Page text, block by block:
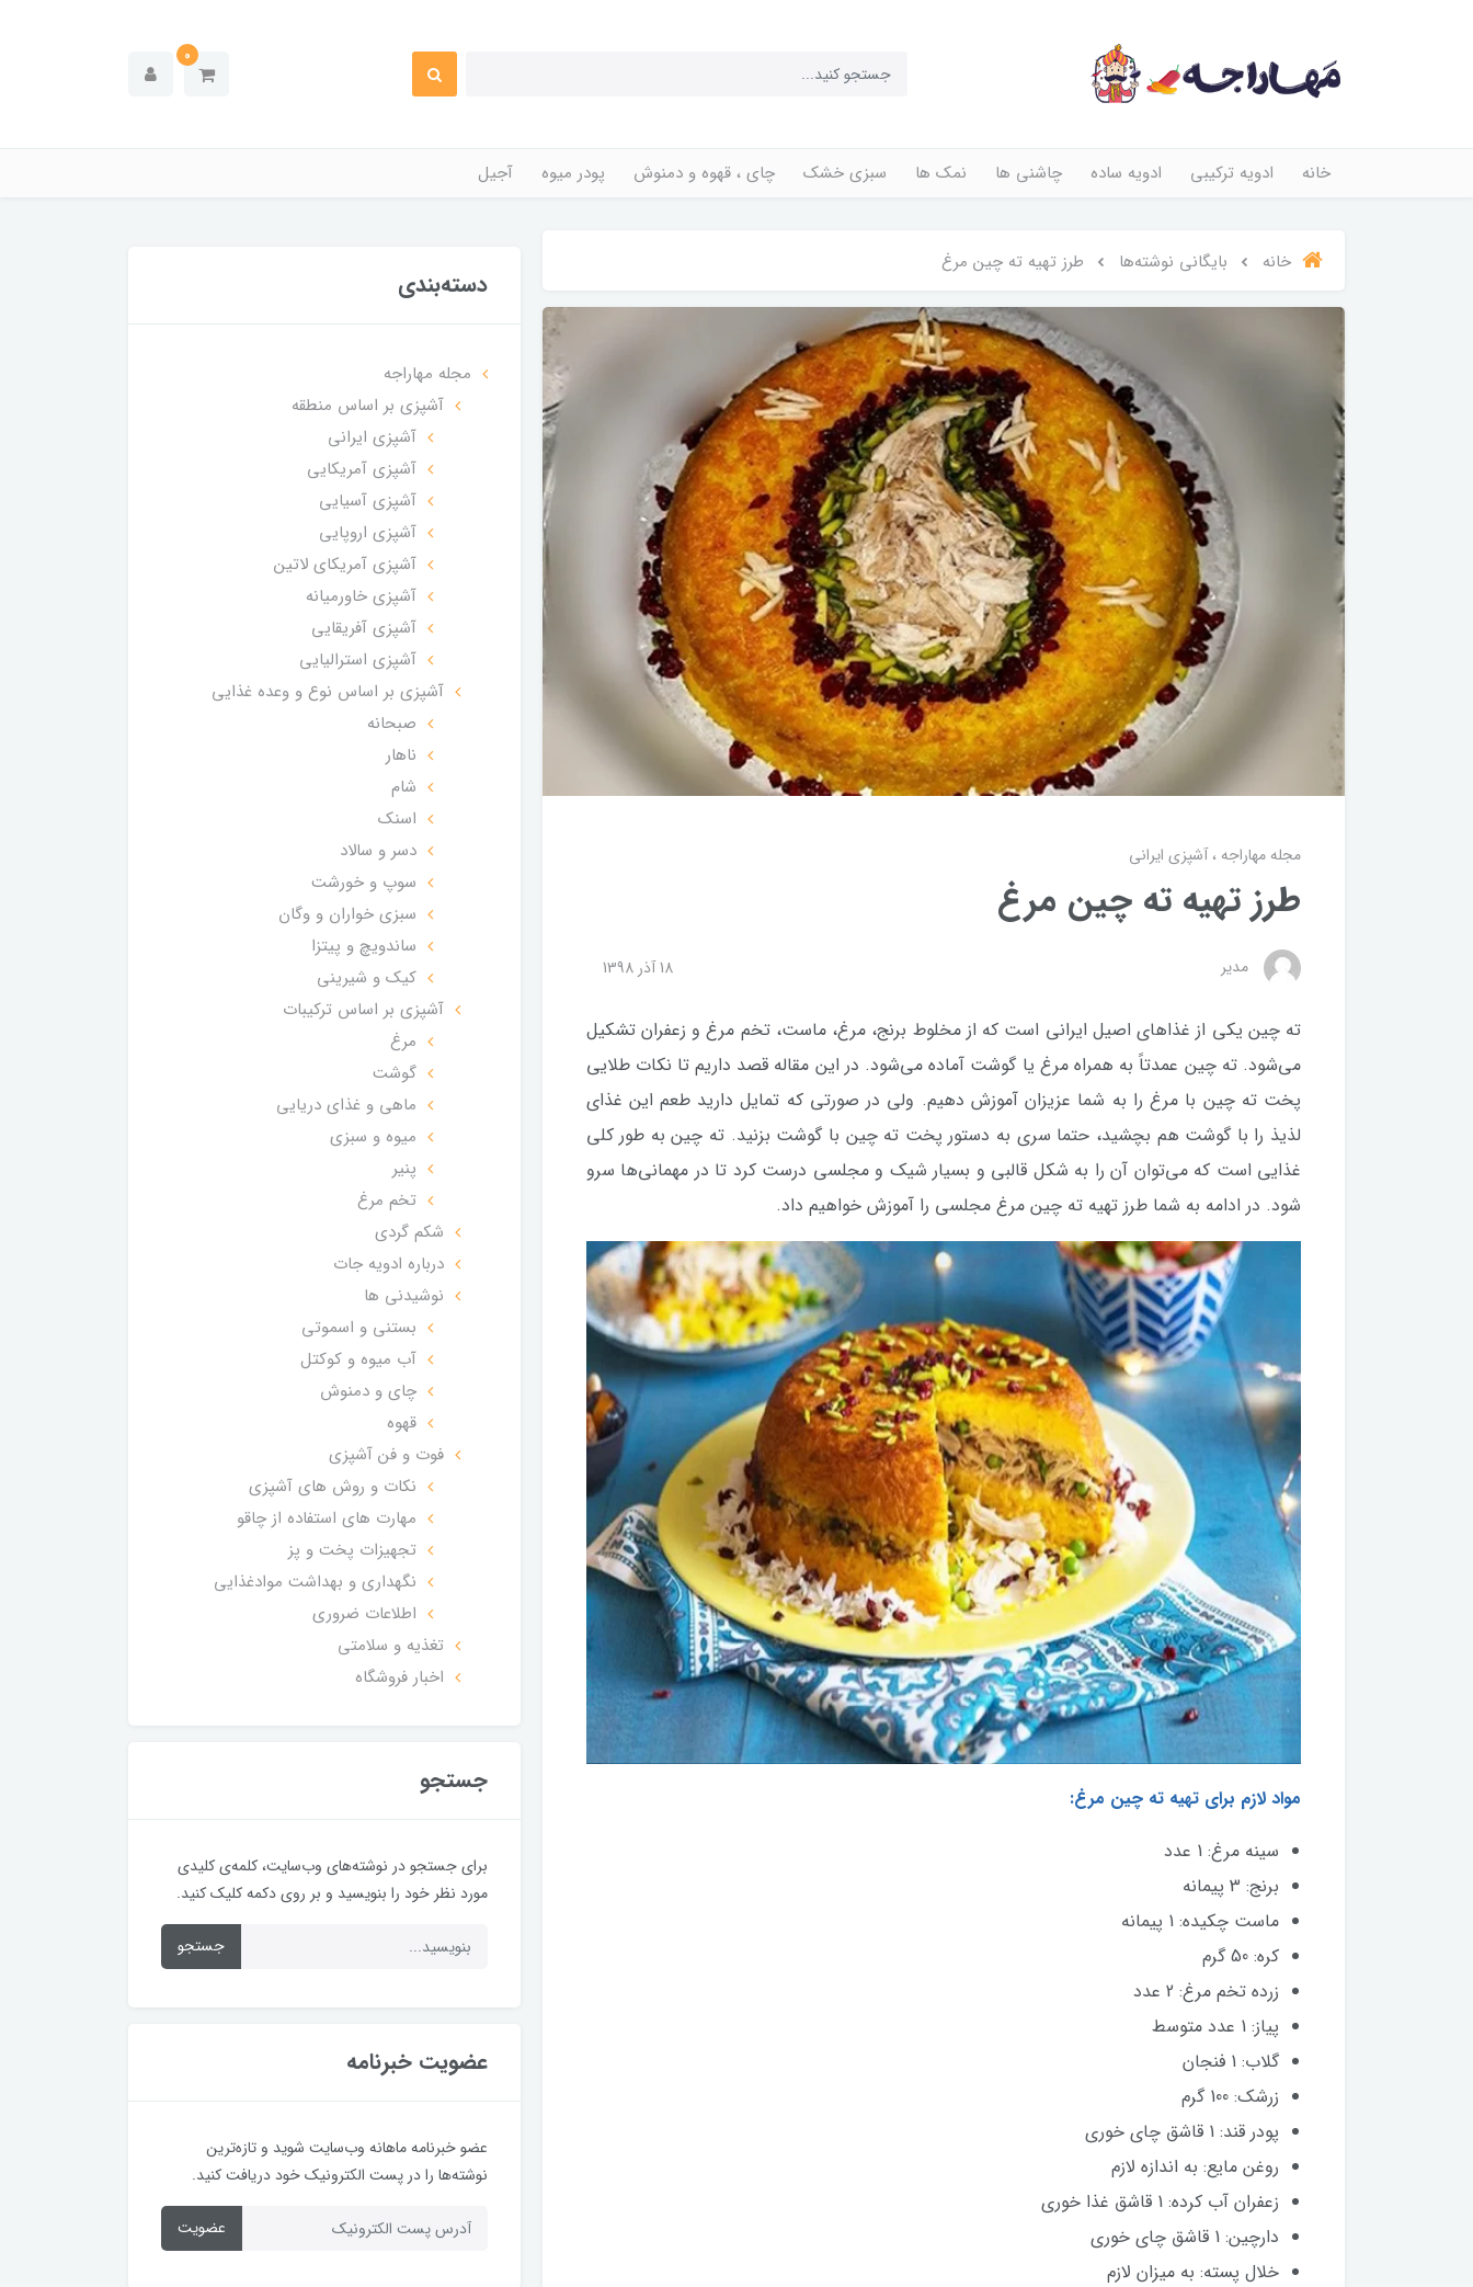
0
خانه ادویه ترکیبی ادویه ساده چاشنی ها نمک ها سبزی خشک چای ، قهوه و دمنوش پودر میوه آجیل
خانه بایگانی نوشته‌ها طرز تهیه ته چین مرغ
مجله مهاراجه آشپزی ایرانی
طرز تهیه ته چین مرغ
مدیر 18 آذر 1398
ته چین یکی از غذاهای اصیل ایرانی است که از مخلوط برنج، مرغ، ماست، تخم مرغ و زعفران تشکیل
می‌شود. ته چین عمدتاً به همراه مرغ یا گوشت آماده می‌شود. در این مقاله قصد داریم تا نکات طلایی
پخت ته چین با مرغ را به شما عزیزان آموزش دهیم. ولی در صورتی که تمایل دارید طعم این غذای
لذیذ را با گوشت هم بچشید، حتما سری به دستور پخت ته چین با گوشت بزنید. ته چین به طور کلی
غذایی است که می‌توان آن را به شکل قالبی و بسیار شیک و مجلسی درست کرد تا در مهمانی‌ها سرو
شود. در ادامه به شما طرز تهیه ته چین مرغ مجلسی را آموزش خواهیم داد.
مواد لازم برای تهیه ته چین مرغ:
سینه مرغ: 1 عدد
برنج: 3 پیمانه
ماست چکیده: 1 پیمانه
کره: 50 گرم
زرده تخم مرغ: 2 عدد
پیاز: 1 عدد متوسط
گلاب: 1 فنجان
زرشک: 100 گرم
پودر قند: 1 قاشق چای خوری
روغن مایع: به اندازه لازم
زعفران آب کرده: 1 قاشق غذا خوری
دارچین: 1 قاشق چای خوری
خلال پسته: به میزان لازم
دسته‌بندی
مجله مهاراجه
آشپزی بر اساس منطقه
آشپزی ایرانی
آشپزی آمریکایی
آشپزی آسیایی
آشپزی اروپایی
آشپزی آمریکای لاتین
آشپزی خاورمیانه
آشپزی آفریقایی
آشپزی استرالیایی
آشپزی بر اساس نوع و وعده غذایی
صبحانه
ناهار
شام
اسنک
دسر و سالاد
سوپ و خورشت
سبزی خواران و وگان
ساندویچ و پیتزا
کیک و شیرینی
آشپزی بر اساس ترکیبات
مرغ
گوشت
ماهی و غذای دریایی
میوه و سبزی
پنیر
تخم مرغ
شکم گردی
درباره ادویه جات
نوشیدنی ها
بستنی و اسموتی
آب میوه و کوکتل
چای و دمنوش
قهوه
فوت و فن آشپزی
نکات و روش های آشپزی
مهارت های استفاده از چاقو
تجهیزات پخت و پز
نگهداری و بهداشت موادغذایی
اطلاعات ضروری
تغذیه و سلامتی
اخبار فروشگاه
جستجو
برای جستجو در نوشته‌های وب‌سایت، کلمه‌ی کلیدی
مورد نظر خود را بنویسید و بر روی دکمه کلیک کنید.
جستجو
عضویت خبرنامه
عضو خبرنامه ماهانه وب‌سایت شوید و تازه‌ترین
نوشته‌ها را در پست الکترونیک خود دریافت کنید.
عضویت